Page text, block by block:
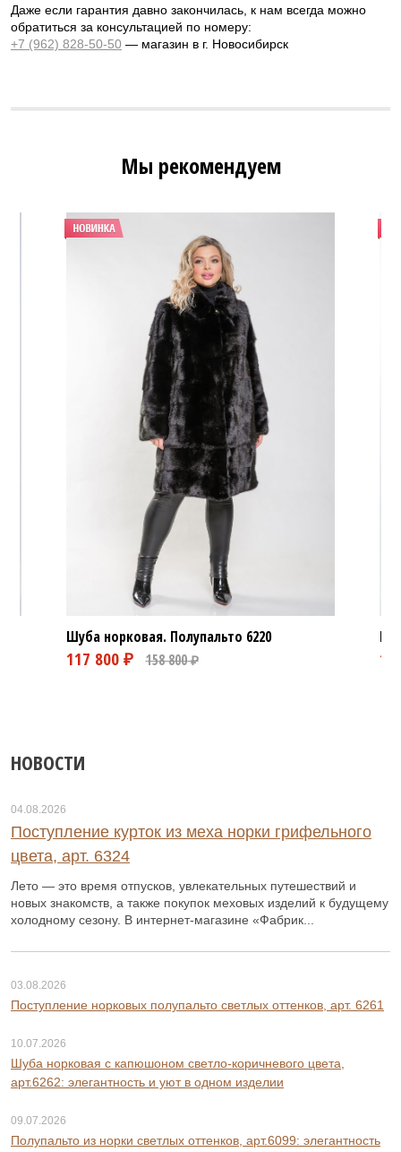
Даже если гарантия давно закончилась, к нам всегда можно
обратиться за консультацией по номеру:
+7 (962) 828-50-50 — магазин в г. Новосибирск
Мы рекомендуем
Шуба норковая. Полупальто 6220
НОВОСТИ
04.08.2026
Поступление курток из меха норки грифельного
цвета, арт. 6324
Лето — это время отпусков, увлекательных путешествий и
новых знакомств, а также покупок меховых изделий к будущему
холодному сезону. В интернет-магазине «Фабрик...
03.08.2026
Поступление норковых полупальто светлых оттенков, арт. 6261
10.07.2026
Шуба норковая с капюшоном светло-коричневого цвета,
арт.6262: элегантность и уют в одном изделии
09.07.2026
Полупальто из норки светлых оттенков, арт.6099: элегантность